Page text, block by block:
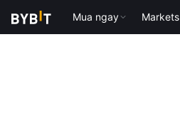
Mua ngay Markets